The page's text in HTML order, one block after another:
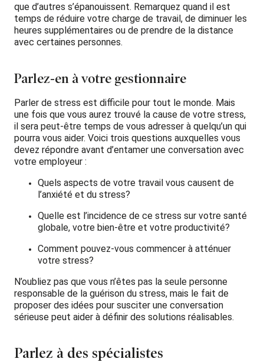
que d’autres s’épanouissent. Remarquez quand il est
temps de réduire votre charge de travail, de diminuer les
heures supplémentaires ou de prendre de la distance
avec certaines personnes.
Parlez-en à votre gestionnaire
Parler de stress est difficile pour tout le monde. Mais
une fois que vous aurez trouvé la cause de votre stress,
il sera peut-être temps de vous adresser à quelqu’un qui
pourra vous aider. Voici trois questions auxquelles vous
devez répondre avant d’entamer une conversation avec
votre employeur :
Quels aspects de votre travail vous causent de
l’anxiété et du stress?
Quelle est l’incidence de ce stress sur votre santé
globale, votre bien-être et votre productivité?
Comment pouvez-vous commencer à atténuer
votre stress?
N’oubliez pas que vous n’êtes pas la seule personne
responsable de la guérison du stress, mais le fait de
proposer des idées pour susciter une conversation
sérieuse peut aider à définir des solutions réalisables.
Parlez à des spécialistes